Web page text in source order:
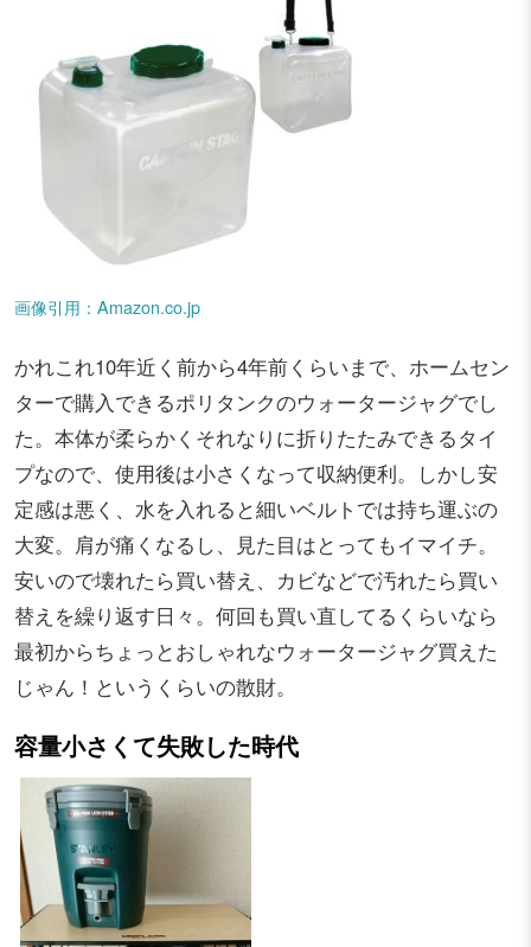
画像引用：Amazon.co.jp
かれこれ10年近く前から4年前くらいまで、ホームセン
ターで購入できるポリタンクのウォータージャグでし
た。本体が柔らかくそれなりに折りたたみできるタイ
プなので、使用後は小さくなって収納便利。しかし安
定感は悪く、水を入れると細いベルトでは持ち運ぶの
大変。肩が痛くなるし、見た目はとってもイマイチ。
安いので壊れたら買い替え、カビなどで汚れたら買い
替えを繰り返す日々。何回も買い直してるくらいなら
最初からちょっとおしゃれなウォータージャグ買えた
じゃん！というくらいの散財。
容量小さくて失敗した時代